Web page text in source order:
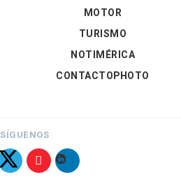
MOTOR
TURISMO
NOTIMÉRICA
CONTACTOPHOTO
SÍGUENOS